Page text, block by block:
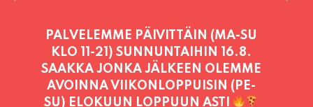
PALVELEMME TÄNÄÄN:
PERJANTAI11:00 - 21:00
PALVELEMME PÄIVITTÄIN (MA-SU
KLO 11-21) SUNNUNTAIHIN 16.8.